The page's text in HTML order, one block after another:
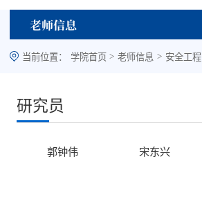
老师信息
当前位置： 学院首页 > 老师信息 > 安全工程
研究员
郭钟伟 宋东兴